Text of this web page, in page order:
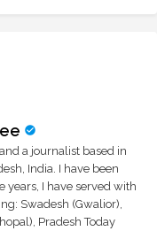
a journalist based in
India. I have been
years, I have served with
Swadesh (Gwalior),
Pradesh Today